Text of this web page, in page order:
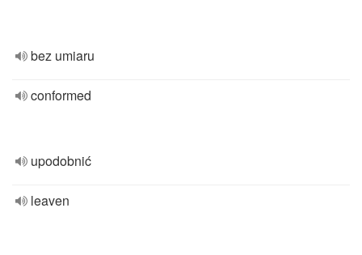
bez umiaru
conformed
upodobnić
leaven